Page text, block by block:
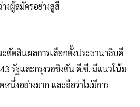
งผู้สมัครอย่างสูสี
ะตัดสินผลการเลือกตั้งประธานาธิบดี
รัฐและกรุงวอชิงตัน ดี.ซี. มีแนวโน้ม
นึ่งอย่างมาก และถือว่าไม่มีการ